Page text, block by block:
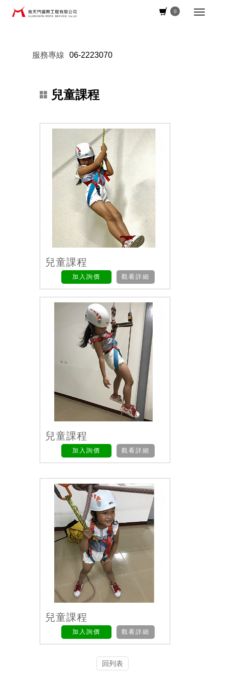
0
服務專線 06-2223070
兒童課程
兒童課程
觀看詳細
加入詢價
兒童課程
觀看詳細
加入詢價
兒童課程
觀看詳細
加入詢價
回列表